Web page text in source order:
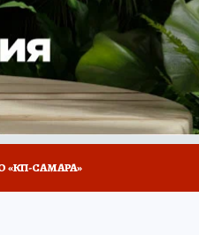
ВСЕ О КП РАДИО КП
«КП-САМАРА»